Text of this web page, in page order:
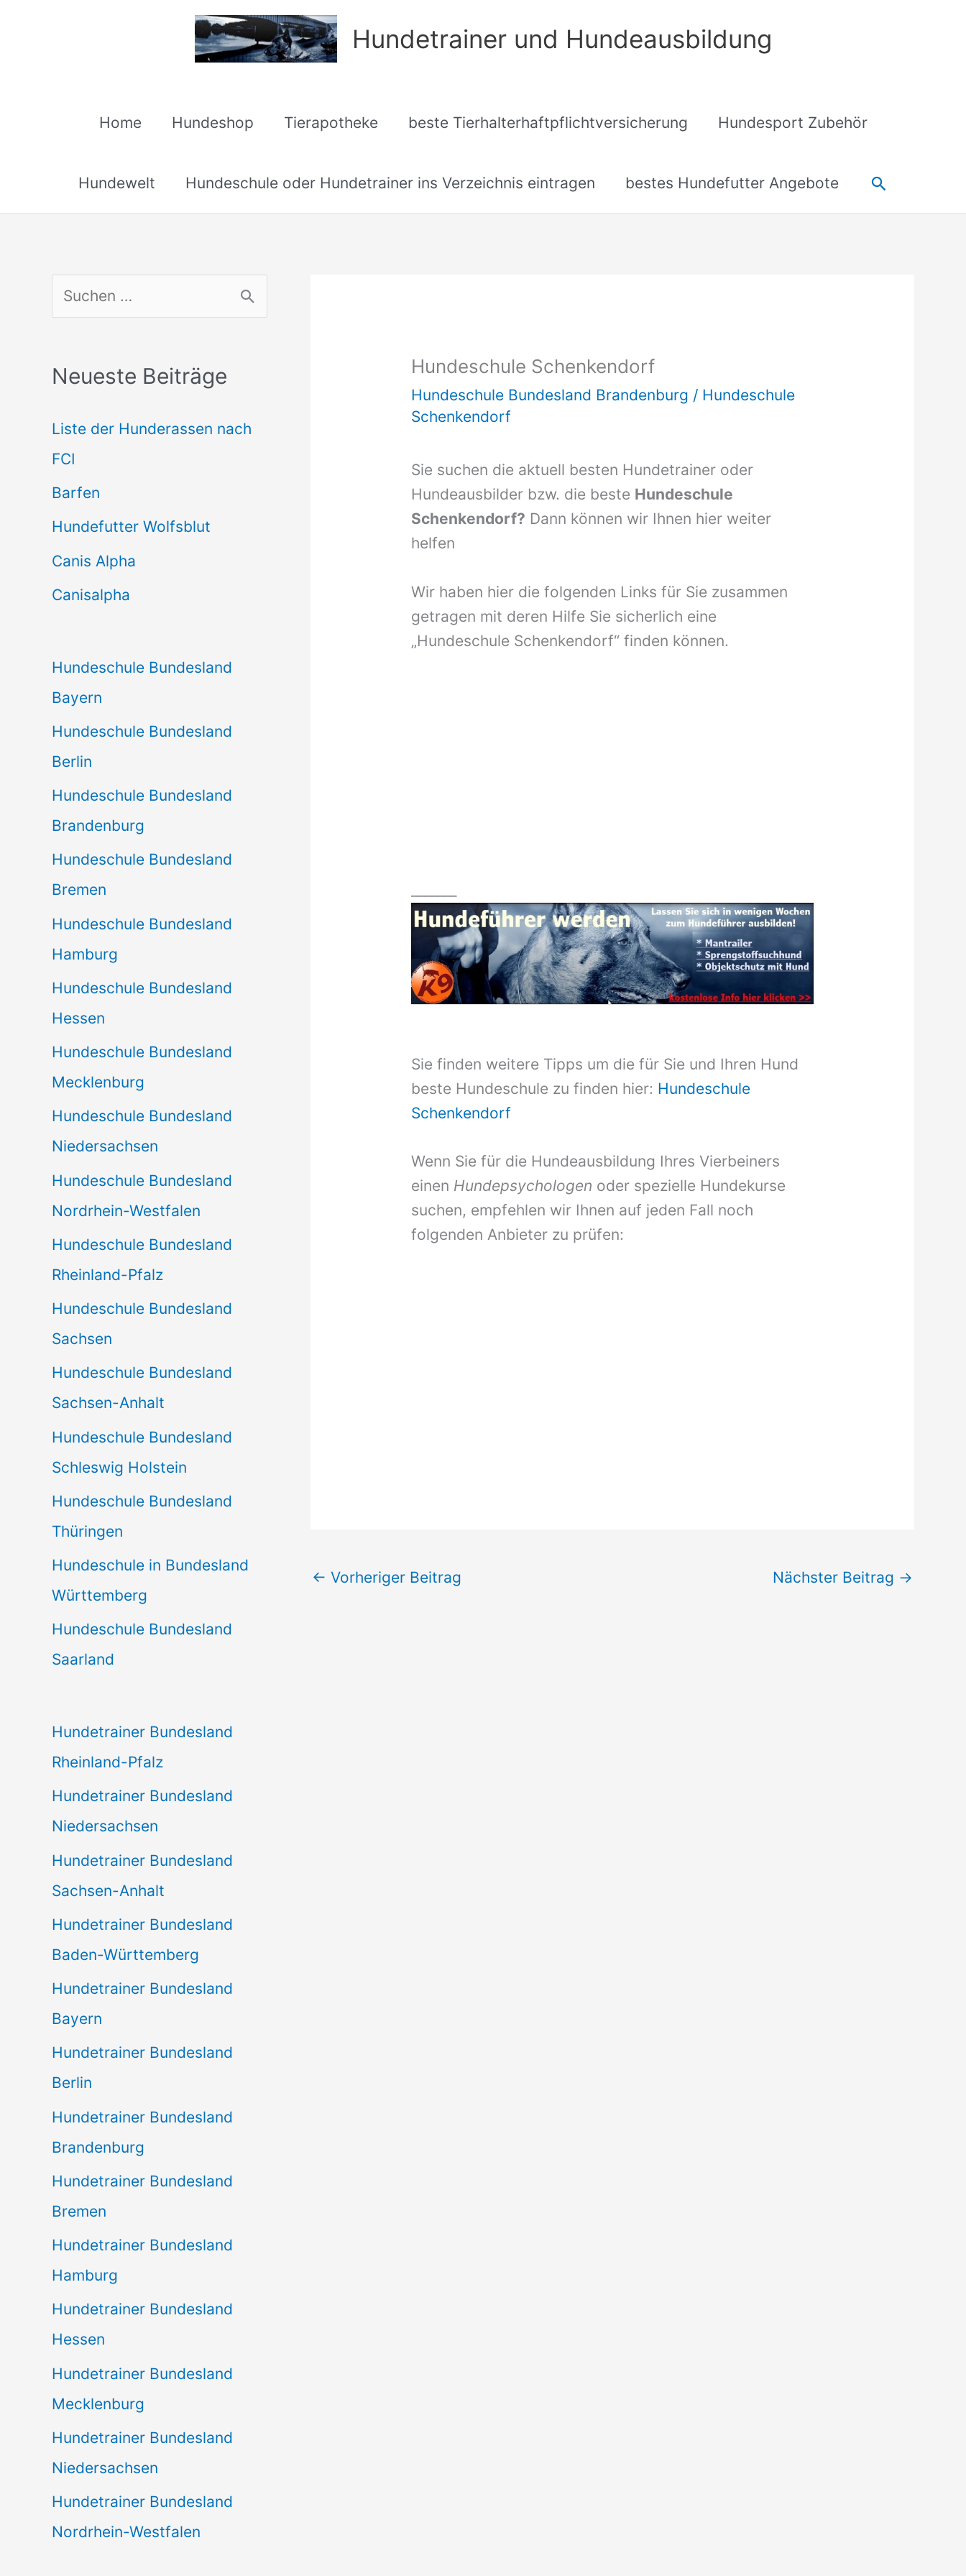
Hundetrainer und Hundeausbildung
Home Hundeshop Tierapotheke beste Tierhalterhaftpflichtversicherung Hundesport Zubehör
Hundewelt Hundeschule oder Hundetrainer ins Verzeichnis eintragen bestes Hundefutter Angebote Suchen
u
h
n
n
a
c
h
:
Neueste Beiträge
Liste der Hunderassen nach
FCI
Barfen
Hundefutter Wolfsblut
Canis Alpha
Canisalpha
Hundeschule Bundesland
Bayern
Hundeschule Bundesland
Berlin
Hundeschule Bundesland
Brandenburg
Hundeschule Bundesland
Bremen
Hundeschule Bundesland
Hamburg
Hundeschule Bundesland
Hessen
Hundeschule Bundesland
Mecklenburg
Hundeschule Bundesland
Niedersachsen
Hundeschule Bundesland
Nordrhein-Westfalen
Hundeschule Bundesland
Rheinland-Pfalz
Hundeschule Bundesland
Sachsen
Hundeschule Bundesland
Sachsen-Anhalt
Hundeschule Bundesland
Schleswig Holstein
Hundeschule Bundesland
Thüringen
Hundeschule in Bundesland
Württemberg
Hundeschule Bundesland
Saarland
Hundetrainer Bundesland
Rheinland-Pfalz
Hundetrainer Bundesland
Niedersachsen
Hundetrainer Bundesland
Sachsen-Anhalt
Hundetrainer Bundesland
Baden-Württemberg
Hundetrainer Bundesland
Bayern
Hundetrainer Bundesland
Berlin
Hundetrainer Bundesland
Brandenburg
Hundetrainer Bundesland
Bremen
Hundetrainer Bundesland
Hamburg
Hundetrainer Bundesland
Hessen
Hundetrainer Bundesland
Mecklenburg
Hundetrainer Bundesland
Niedersachsen
Hundetrainer Bundesland
Nordrhein-Westfalen
Hundeschule Schenkendorf
Hundeschule Bundesland Brandenburg / Hundeschule
Schenkendorf
Sie suchen die aktuell besten Hundetrainer oder
Hundeausbilder bzw. die beste Hundeschule
Schenkendorf? Dann können wir Ihnen hier weiter
helfen
Wir haben hier die folgenden Links für Sie zusammen
getragen mit deren Hilfe Sie sicherlich eine
„Hundeschule Schenkendorf“ finden können.
Sie finden weitere Tipps um die für Sie und Ihren Hund
beste Hundeschule zu finden hier: Hundeschule
Schenkendorf
Wenn Sie für die Hundeausbildung Ihres Vierbeiners
einen Hundepsychologen oder spezielle Hundekurse
suchen, empfehlen wir Ihnen auf jeden Fall noch
folgenden Anbieter zu prüfen:
← Vorheriger Beitrag Nächster Beitrag →